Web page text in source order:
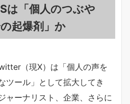
は「個人のつぶや
起爆剤」か
（現X）は「個人の声を
ツール」として拡大してき
ャーナリスト、企業、さらに